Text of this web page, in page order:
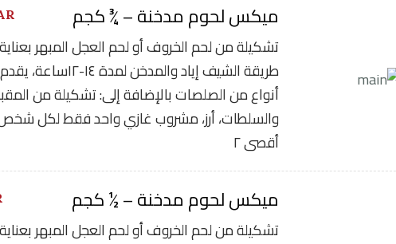
ميكس لحوم مدخنة – ¾ كجم
تشكيلة من لحم الخروف أو لحم العجل المبهر
أنواع من الصلصات بالإضافة إلى: تشكيلة من
والسلطات، أرز، مشروب غازي واحد فقط لكل
أقصى ٢
ميكس لحوم مدخنة – ½ كجم
تشكيلة من لحم الخروف أو لحم العجل المبهر